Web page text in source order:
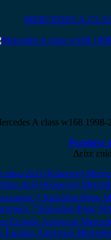
MERCEDES A-
A class w168 1998-
Ρωτήστε
Δείτε
Δεξί (Κόκκινο)
7 Καλώδια Φλας
Εμπρός Αριστερό